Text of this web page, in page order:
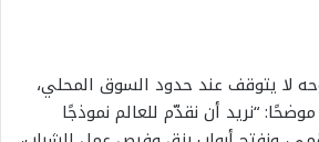
لا يتوقف عند حدود السوق المحلي،
“نريد أن نقدّم للعالم نموذجًا